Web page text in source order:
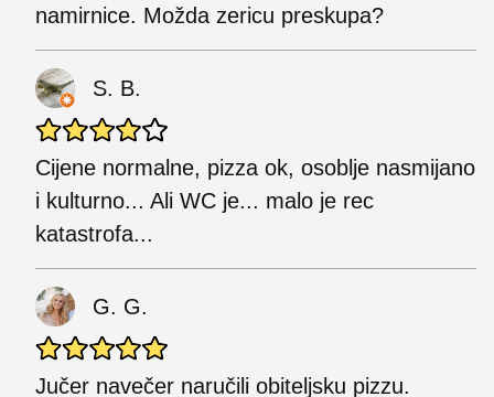
namirnice. Možda zericu preskupa?
S. B.
Cijene normalne, pizza ok, osoblje nasmijano
i kulturno... Ali WC je... malo je rec
katastrofa...
G. G.
Jučer navečer naručili obiteljsku pizzu.